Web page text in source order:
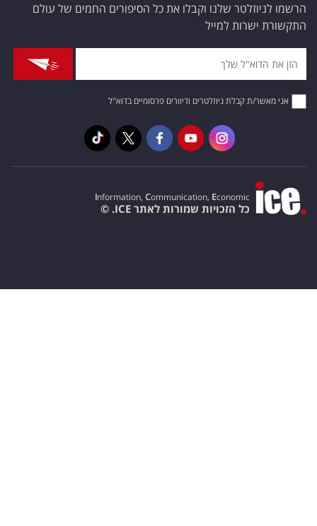
הרשמו לניוזלטר שלנו וקבלו את כל הסיפורים החמים של עולם
התקשורת ישרות למייל
אני מאשר/ת קבלת ניוזלטרים ודיוורים פרסומיים בדוא"ל
Information, Communication, Economic
כל הזכויות שמורות לאתר ICE. ©